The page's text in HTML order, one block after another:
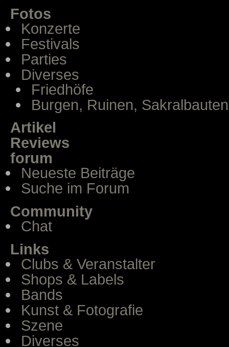
Fotos
Konzerte
Festivals
Parties
Diverses
Friedhöfe
Burgen, Ruinen, Sakralbauten
Artikel
Reviews
forum
Neueste Beiträge
Suche im Forum
Community
Chat
Links
Clubs & Veranstalter
Shops & Labels
Bands
Kunst & Fotografie
Szene
Diverses